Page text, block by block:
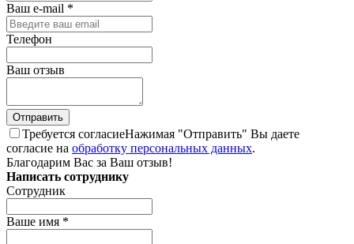
Ваш e-mail *
Телефон
Ваш отзыв
Требуется согласиеНажимая "Отправить" Вы даете
согласие на обработку персональных данных.
Благодарим Вас за Ваш отзыв!
Написать сотруднику
Сотрудник
Ваше имя *